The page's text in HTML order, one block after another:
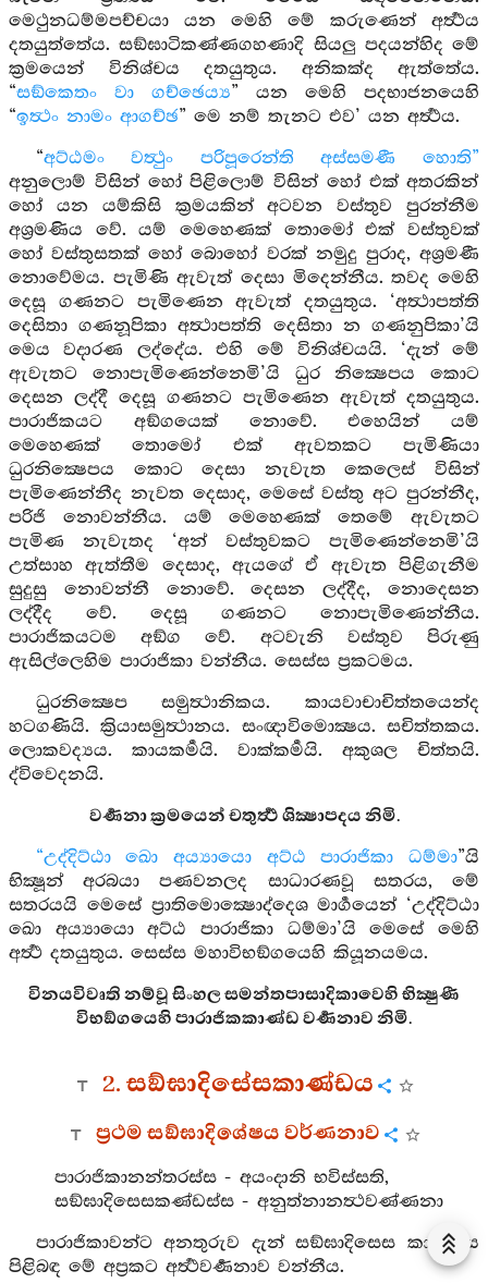
මෙථුනධම්මපච්චයා යන මෙහි මේ කරුණෙන් අර්‍ත්‍ථය
දතයුත්තේය. සඞ්ඝාටිකණ්ණගහණාදි සියලු පදයන්හිද මේ
ක්‍රමයෙන් විනිශ්චය දතයුතුය. අනිකක්ද ඇත්තේය.
“සඞ්කෙතං වා ගච්ඡෙය්‍ය” යන මෙහි පදභාජනයෙහි
“ඉත්‍ථං නාමං ආගච්ඡ” මෙ නම් තැනට එව’ යන අර්‍ත්‍ථය.
“අට්ඨමං වත්‍ථුං පරිපූරෙන්ති අස්සමණී හොති”
අනුලොම් විසින් හෝ පිළිලොම් විසින් හෝ එක් අතරකින්
හෝ යන යම්කිසි ක්‍රමයකින් අටවන වස්තුව පුරන්නීම
අශ්‍රමණිය වේ. යම් මෙහෙණක් තොමෝ එක් වස්තුවක්
හෝ වස්තුසතක් හෝ බොහෝ වරක් නමුදු පුරාද, අශ්‍රමණී
නොවේමය. පැමිණි ඇවැත් දෙසා මිදෙන්නීය. තවද මෙහි
දෙසූ ගණනට පැමිණෙන ඇවැත් දතයුතුය. ‘අත්‍ථාපත්ති
දෙසිතා ගණනූපිකා අත්‍ථාපත්ති දෙසිතා න ගණනුපිකා’යි
මෙය වදාරණ ලද්දේය. එහි මේ විනිශ්චයයි. ‘දැන් මේ
ඇවැතට නොපැමිණෙන්නෙමි’යි ධුර නික්‍ෂෙපය කොට
දෙසන ලද්දී දෙසූ ගණනට පැමිණෙන ඇවැත් දතයුතුය.
පාරාජිකයට අඞ්ගයෙක් නොවේ. එහෙයින් යම්
මෙහෙණක් තොමෝ එක් ඇවතකට පැමිණියා
ධුරනික්‍ෂෙපය කොට දෙසා නැවැත කෙලෙස් විසින්
පැමිණෙන්නීද නැවත දෙසාද, මෙසේ වස්තු අට පුරන්නීද,
පරිජි නොවන්නීය. යම් මෙහෙණක් තෙමේ ඇවැතට
පැමිණ නැවැතද ‘අන් වස්තුවකට පැමිණෙන්නෙමි’යි
උත්සාහ ඇත්තීම දෙසාද, ඇයගේ ඒ ඇවැත පිළිගැනීම
සුදුසු නොවන්නී නොවේ. දෙසන ලද්දීද, නොදෙසන
ලද්දීද වේ. දෙසූ ගණනට නොපැමිණෙන්නීය.
පාරාජිකයටම අඞ්ග වේ. අටවැනි වස්තුව පිරුණු
ඇසිල්ලෙහිම පාරාජිකා වන්නීය. සෙස්ස ප්‍රකටමය.
ධුරනික්‍ෂෙප සමුත්‍ථානිකය. කායවාචාචිත්තයෙන්ද
හටගණියි. ක්‍රියාසමුත්‍ථානය. සංඥාවිමොක්‍ෂය. සචිත්තකය.
ලොකවද්‍යය. කායකර්‍මයි. වාක්කර්‍මයි. අකුශල චිත්තයි.
ද්විවෙදනයි.
වර්‍ණනා ක්‍රමයෙන් චතුර්‍ත්‍ථ ශික්‍ෂාපදය නිමි.
“උද්දිට්ඨා ඛො අය්‍යායො අට්ඨ පාරාජිකා ධම්මා”යි
භික්‍ෂූන් අරබයා පණවනලද සාධාරණවූ සතරය, මේ
සතරයයි මෙසේ ප්‍රාතිමොක්‍ෂොද්දෙශ මාර්‍ගයෙන් ‘උද්දිට්ඨා
ඛො අය්‍යායො අට්ඨ පාරාජිකා ධම්මා’යි මෙසේ මෙහි
අර්‍ත්‍ථ දතයුතුය. සෙස්ස මහාවිභඞ්ගයෙහි කියූනයමය.
විනයවිවෘති නම්වූ සිංහල සමන්තපාසාදිකාවෙහි භික්‍ෂුණී
විභඞ්ගයෙහි පාරාජිකකාණ්ඩ වර්‍ණනාව නිමි.
2. සඞ්ඝාදිසේසකාණ්ඩය
ප්‍රථම සඞ්ඝාදිශේෂය වර්ණනාව
පාරාජිකානන්තරස්ස - අයංදානි භවිස්සති,
සඞ්ඝාදිසෙසකණ්ඩස්ස - අනුත්නානත්‍ථවණ්ණනා
පාරාජිකාවන්ට අනතුරුව දැන් සඞ්ඝාදිසෙස කාණ්ඩය
පිළිබඳ මේ අප්‍රකට අර්‍ත්‍ථවර්‍ණනාව වන්නීය.